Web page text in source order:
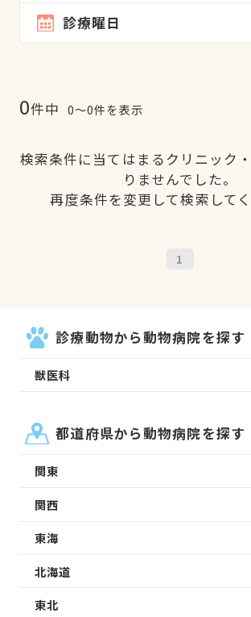
診療曜日
0件中 0〜0件を表示
検索条件に当てはまるクリニック
りませんでした。
再度条件を変更して検索してく
1
診療動物から動物病院を探す
獣医科
都道府県から動物病院を探す
関東
関西
東海
北海道
東北